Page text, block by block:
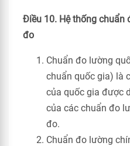
Điều 10. Hệ thống
đo
Chuẩn đo lường
chuẩn quốc gia) là
của quốc gia được
của các chuẩn đo
đo.
Chuẩn đo lường